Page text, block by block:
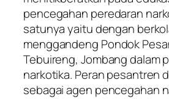
pencegahan peredaran
satunya yaitu dengan
menggandeng Pondok
Tebuireng, Jombang dalam
narkotika. Peran pesantren
sebagai agen pencegahan